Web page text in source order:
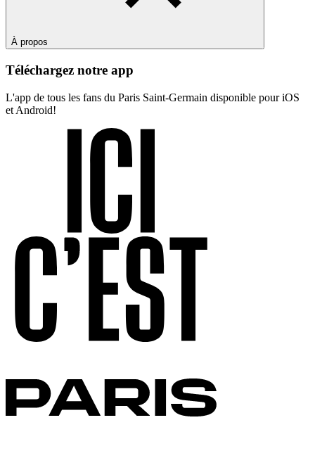
À propos
Téléchargez notre app
L'app de tous les fans du Paris Saint-Germain disponible pour iOS
et Android!